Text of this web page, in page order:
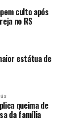
culto após
no RS
estátua de
queima de
da família